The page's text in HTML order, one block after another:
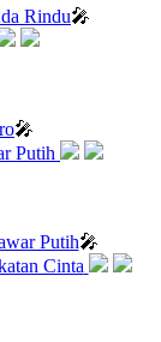
Rindu🎤
🎤
Putih🎤